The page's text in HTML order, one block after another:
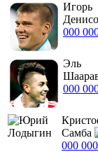
Игорь
000
Эль
000
Самба
000 000